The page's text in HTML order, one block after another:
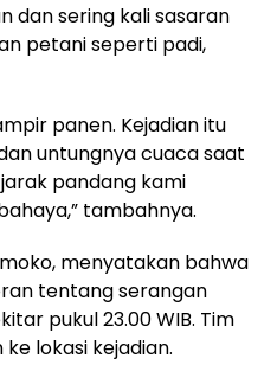
dan sering kali sasaran
petani seperti padi,
panen. Kejadian itu
untungnya cuaca saat
pandang kami
tambahnya.
menyatakan bahwa
tentang serangan
pukul 23.00 WIB. Tim
lokasi kejadian.